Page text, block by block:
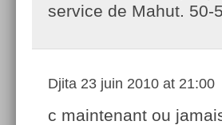
service de Mahut. 50-
Djita 23 juin 2010 at 21:00
c maintenant ou